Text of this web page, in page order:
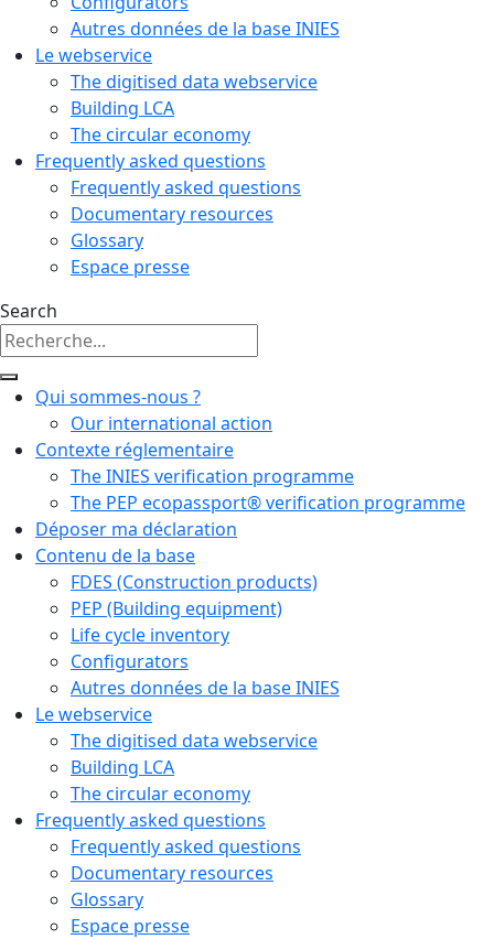
Autres données de la base INIES
Le webservice
The digitised data webservice
Building LCA
The circular economy
Frequently asked questions
Frequently asked questions
Documentary resources
Glossary
Espace presse
Search
Qui sommes-nous ?
Our international action
Contexte réglementaire
The INIES verification programme
The PEP ecopassport® verification programme
Déposer ma déclaration
Contenu de la base
FDES (Construction products)
PEP (Building equipment)
Life cycle inventory
Configurators
Autres données de la base INIES
Le webservice
The digitised data webservice
Building LCA
The circular economy
Frequently asked questions
Frequently asked questions
Documentary resources
Glossary
Espace presse